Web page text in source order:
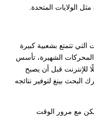
الولايات المتحدة.
تتمتع بشعبية كبيرة
المحركات الشهيرة، تأسس
دليلًا للإنترنت قبل أن يصبح
بينغ لتوفير نتائجه
مع مرور الوقت